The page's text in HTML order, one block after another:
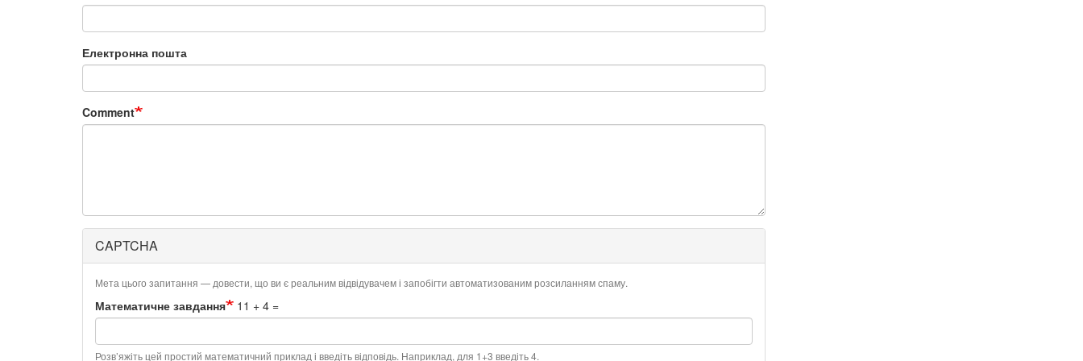
Електронна пошта
Comment
CAPTCHA
Мета цього запитання — довести, що ви є реальним відвідувачем і запобігти автоматизованим розсиланням спаму.
Математичне завдання 11 + 4 =
Розв’яжіть цей простий математичний приклад і введіть відповідь. Наприклад, для 1+3 введіть 4.